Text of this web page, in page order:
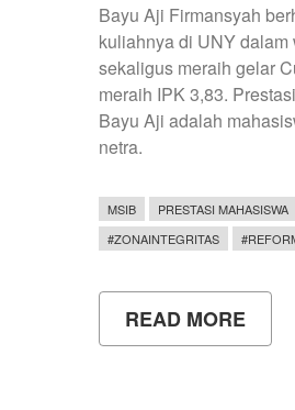
Bayu Aji Firmansyah
kuliahnya di UNY dalam
sekaligus meraih gelar
meraih IPK 3,83.
Bayu Aji adalah
netra.
MSIB PRESTASI MAHASISWA
#ZONAINTEGRITAS
READ MORE
LUAR